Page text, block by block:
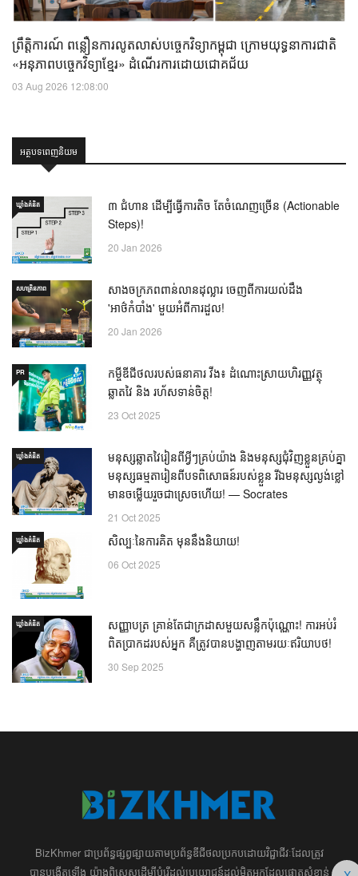
ព្រឹត្តិការណ៍ ពន្លឿនការលូតលាស់បច្ចេកវិទ្យាកម្ពុជា ក្រោមយុទ្ធនាការជាតិ
«អនុភាពបច្ចេកវិទ្យាខ្មែរ» ដំណើរការដោយជោគជ័យ
03 Aug 2026 12:08:00
អត្ថបទពេញនិយម
ឃ្លាំង​គំនិត
៣ ជំហាន ដើម្បីធ្វើការតិច តែចំណេញច្រើន (Actionable
Steps)!
20 Jan 2026
សហគ្រិនភាព
សាងចក្រភពពាន់លានដុល្លារ ចេញពីការយល់ដឹង
'អាថ៌កំបាំង' មួយអំពីការដួល!
20 Jan 2026
PR
កម្ចីឌីជីថលរបស់ធនាគារ វីង៖ ដំណោះស្រាយហិរញ្ញវត្ថុ
ឆ្លាតវៃ និង រហ័សទាន់ចិត្ត!
23 Oct 2025
ឃ្លាំង​គំនិត
មនុស្សឆ្លាតវៃរៀនពីអ្វីៗគ្រប់យ៉ាង និងមនុស្សជុំវិញខ្លួនគ្រប់គ្នា
មនុស្សធម្មតារៀនពីបទពិសោធន៍របស់ខ្លួន រីឯមនុស្សល្ងង់ខ្លៅ
មានចម្លើយរួចជាស្រេចហើយ! — Socrates
21 Oct 2025
ឃ្លាំង​គំនិត សិល្បៈនៃការគិត មុននឹងនិយាយ!
06 Oct 2025
ឃ្លាំង​គំនិត
សញ្ញាបត្រ គ្រាន់តែជាក្រដាសមួយសន្លឹកប៉ុណ្ណោះ! ការអប់រំ
ពិតប្រាកដរបស់អ្នក គឺត្រូវបានបង្ហាញតាមរយៈឥរិយាបថ!
30 Sep 2025
BizKhmer ​ជា​​ប្រព័ន្ធ​ផ្សព្វផ្សាយ​តាម​ប្រព័ន្ធ​ឌីជីថល​​​ប្រកប​ដោយ​វិជ្ជាជីវៈ​ដែល​​​ត្រូវ​
បាន​បង្កើតឡើង យ៉ាង​ពិសេស​​ដើម្បី​បំរើ​ដល់​ប្រយោជន៍​​​ដល់​មិត្ត​អ្នក​ដែល​ផ្ដោត​សំខាន់​